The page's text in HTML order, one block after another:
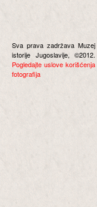
Sva prava zadržava Muzej
istorije Jugoslavije, ©2012.
Pogledajte uslove korišćenja
fotografija